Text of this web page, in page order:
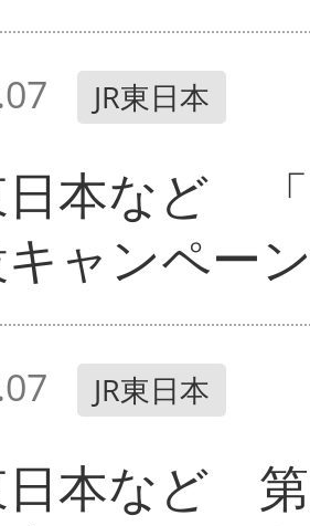
JR東日本
日本など
ャンペー
JR東日本
日本など